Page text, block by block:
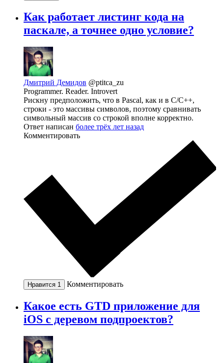
Как работает листинг кода на
паскале, а точнее одно условие?
Дмитрий Демидов @ptitca_zu
Programmer. Reader. Introvert
Рискну предположить, что в Pascal, как и в C/C++,
строки - это массивы символов, поэтому сравнивать
символьный массив со строкой вполне корректно.
Ответ написан более трёх лет назад
Комментировать
Нравится 1 Комментировать
Какое есть GTD приложение для
iOS с деревом подпроектов?